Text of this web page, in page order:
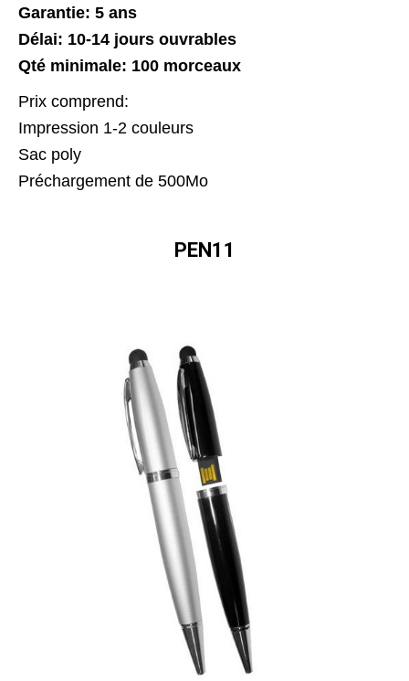
Garantie: 5 ans
Délai: 10-14 jours ouvrables
Qté minimale: 100 morceaux
Prix comprend:
Impression 1-2 couleurs
Sac poly
Préchargement de 500Mo
PEN11